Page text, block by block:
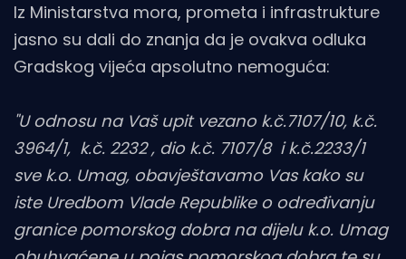
Iz Ministarstva mora, prometa i infrastrukture
jasno su dali do znanja da je ovakva odluka
Gradskog vijeća apsolutno nemoguća:
"U odnosu na Vaš upit vezano k.č.7107/10, k.č.
3964/1, k.č. 2232 , dio k.č. 7107/8 i k.č.2233/1
sve k.o. Umag, obavještavamo Vas kako su
iste Uredbom Vlade Republike o određivanju
granice pomorskog dobra na dijelu k.o. Umag